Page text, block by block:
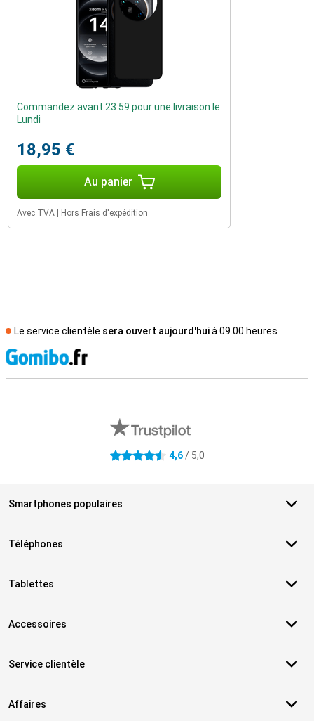
Commandez avant 23:59 pour une livraison le
Lundi
18,95 €
Au panier
Avec TVA Hors Frais d'expédition
Le service clientèle sera ouvert aujourd'huià 09.00 heures
4.6 étoiles 4,6/ 5,0
Smartphones populaires
Téléphones
Tablettes
Accessoires
Service clientèle
Affaires